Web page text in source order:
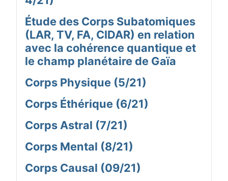
Étude des Corps Subatomiques
(LAR, TV, FA, CIDAR) en relation
avec la cohérence quantique et
le champ planétaire de Gaïa
Corps Physique (5/21)
Corps Éthérique (6/21)
Corps Astral (7/21)
Corps Mental (8/21)
Corps Causal (09/21)